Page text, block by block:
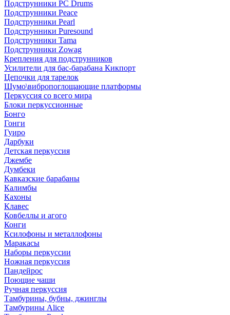
Подструнники PC Drums
Подструнники Peace
Подструнники Pearl
Подструнники Puresound
Подструнники Tama
Подструнники Zowag
Крепления для подструнников
Усилители для бас-барабана Кикпорт
Цепочки для тарелок
Шумо\вибропоглощающие платформы
Перкуссия со всего мира
Блоки перкуссионные
Бонго
Гонги
Гуиро
Дарбуки
Детская перкуссия
Джембе
Думбеки
Кавказские барабаны
Калимбы
Кахоны
Клавес
Ковбеллы и агого
Конги
Ксилофоны и металлофоны
Маракасы
Наборы перкуссии
Ножная перкуссия
Пандейрос
Поющие чаши
Ручная перкуссия
Тамбурины, бубны, джинглы
Тамбурины Alice